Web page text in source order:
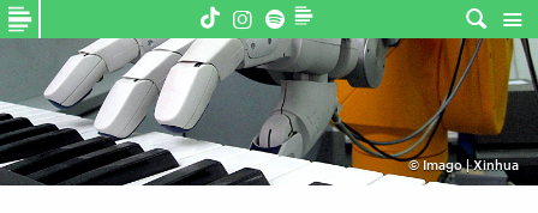
© Imago | Xinhua